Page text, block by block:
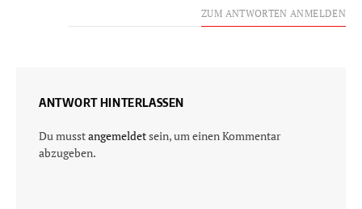
ZUM ANTWORTEN ANMELDEN
ANTWORT HINTERLASSEN
Du musstangemeldetsein, um einen Kommentar
abzugeben.